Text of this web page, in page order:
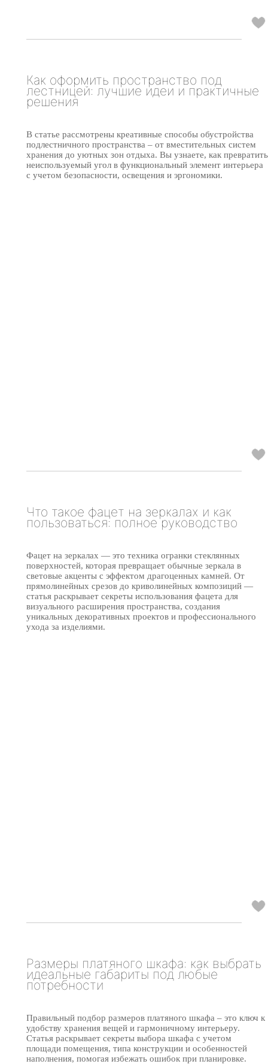
Как оформить пространство под
лестницей: лучшие идеи и практичные
решения
В статье рассмотрены креативные способы обустройства
подлестничного пространства – от вместительных систем
хранения до уютных зон отдыха. Вы узнаете, как превратить
неиспользуемый угол в функциональный элемент интерьера
с учетом безопасности, освещения и эргономики.
Что такое фацет на зеркалах и как
пользоваться: полное руководство
Фацет на зеркалах — это техника огранки стеклянных
поверхностей, которая превращает обычные зеркала в
световые акценты с эффектом драгоценных камней. От
прямолинейных срезов до криволинейных композиций —
статья раскрывает секреты использования фацета для
визуального расширения пространства, создания
уникальных декоративных проектов и профессионального
ухода за изделиями.
Размеры платяного шкафа: как выбрать
идеальные габариты под любые
потребности
Правильный подбор размеров платяного шкафа – это ключ к
удобству хранения вещей и гармоничному интерьеру.
Статья раскрывает секреты выбора шкафа с учетом
площади помещения, типа конструкции и особенностей
наполнения, помогая избежать ошибок при планировке.